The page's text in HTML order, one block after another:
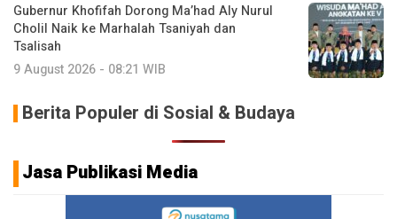
Gubernur Khofifah Dorong Ma’had Aly Nurul
Cholil Naik ke Marhalah Tsaniyah dan
Tsalisah
9 August 2026 - 08:21 WIB
Berita Populer di Sosial & Budaya
Jasa Publikasi Media